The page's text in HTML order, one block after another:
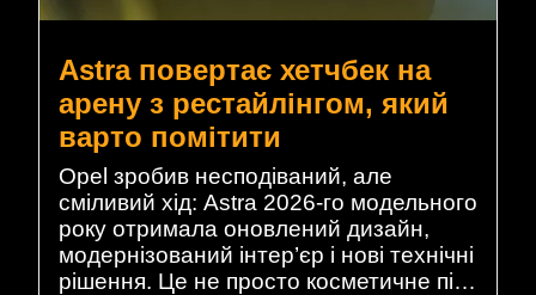
Astra повертає хетчбек на
арену з рестайлінгом, який
варто помітити
Opel зробив несподіваний, але
сміливий хід: Astra 2026-го модельного
року отримала оновлений дизайн,
модернізований інтер’єр і нові технічні
рішення. Це не просто косметичне пі…